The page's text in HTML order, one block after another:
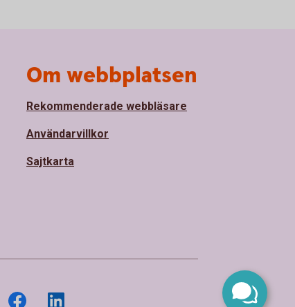
Om webbplatsen
Rekommenderade webbläsare
Användarvillkor
Sajtkarta